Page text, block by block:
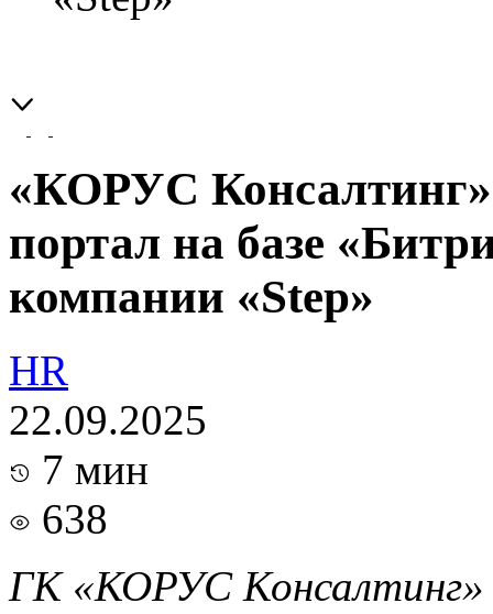
«КОРУС
портал на базе
компании «Step»
HR
22.09.2025
7 мин
638
ГК «КОРУС Консалтинг»